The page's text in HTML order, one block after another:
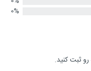
0%
ثبت کنید.